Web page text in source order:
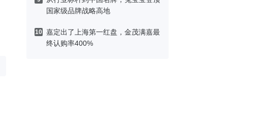
国家级品牌战略高地
10 嘉定出了上海第一红盘，金茂满嘉最
终认购率400%